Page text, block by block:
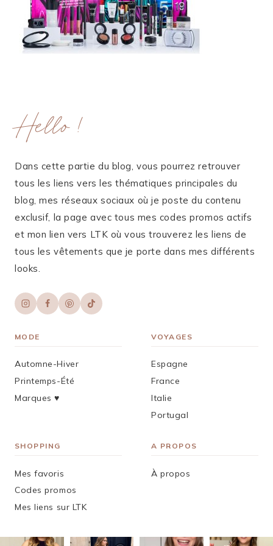
Hello !
Dans cette partie du blog, vous pourrez retrouver
tous les liens vers les thématiques principales du
blog, mes réseaux sociaux où je poste du contenu
exclusif, la page avec tous mes codes promos actifs
et mon lien vers LTK où vous trouverez les liens de
tous les vêtements que je porte dans mes différents
looks.
MODE
Automne-Hiver
Printemps-Été
Marques ♥︎
VOYAGES
Espagne
France
Italie
Portugal
SHOPPING
Mes favoris
Codes promos
Mes liens sur LTK
A PROPOS
À propos